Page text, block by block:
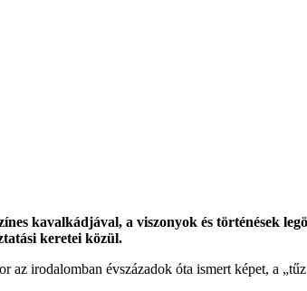
kavalkádjával, a viszonyok és történések
keretei közül.
irodalomban évszázadok óta ismert képet, a